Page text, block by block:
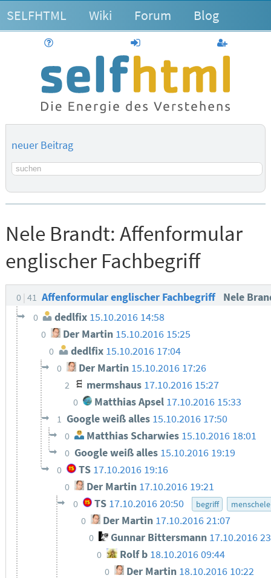
SELFHTML Wiki Forum Blog
anmelden
neuer Beitrag
Suchbegriff
Nele Brandt: Affenformular
englischer Fachbegriff
0 41 Affenformular englischer Fachbegriff Nele
0 dedlfix 15.10.2016 14:58
0 Der Martin 15.10.2016 15:25
0 dedlfix 15.10.2016 17:04
0 Der Martin 15.10.2016 17:26
2 mermshaus 17.10.2016 15:27
0 Matthias Apsel 17.10.2016 15:33
1 Google weiß alles 15.10.2016 17:50
0 Matthias Scharwies 15.10.2016 18:01
0 Google weiß alles 15.10.2016 19:19
0 TS 17.10.2016 19:16
0 Der Martin 17.10.2016 19:21
0 TS 17.10.2016 20:50 begriff
0 Der Martin 17.10.2016 21:07
0 Gunnar Bittersmann 17.10.2016
0 Rolf b 18.10.2016 09:44
0 Der Martin 18.10.2016 10:22